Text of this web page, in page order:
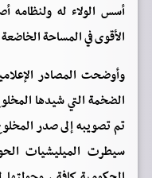
أسس الولاء له ولنظامه
الأقوى في المساحة
وأوضحت المصادر
الضخمة التي شيدها
تم تصويبه إلى صدر
سيطرت الميليشيات